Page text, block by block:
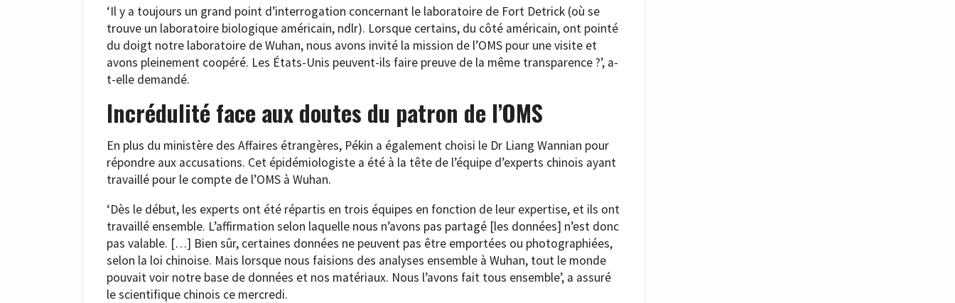
‘Il y a toujours un grand point d’interrogation concernant le laboratoire de Fort Detrick (où se
trouve un laboratoire biologique américain, ndlr). Lorsque certains, du côté américain, ont pointé
du doigt notre laboratoire de Wuhan, nous avons invité la mission de l’OMS pour une visite et
avons pleinement coopéré. Les États-Unis peuvent-ils faire preuve de la même transparence ?’, a-
t-elle demandé.
Incrédulité face aux doutes du patron de l’OMS
En plus du ministère des Affaires étrangères, Pékin a également choisi le Dr Liang Wannian pour
répondre aux accusations. Cet épidémiologiste a été à la tête de l’équipe d’experts chinois ayant
travaillé pour le compte de l’OMS à Wuhan.
‘Dès le début, les experts ont été répartis en trois équipes en fonction de leur expertise, et ils ont
travaillé ensemble. L’affirmation selon laquelle nous n’avons pas partagé [les données] n’est donc
pas valable. […] Bien sûr, certaines données ne peuvent pas être emportées ou photographiées,
selon la loi chinoise. Mais lorsque nous faisions des analyses ensemble à Wuhan, tout le monde
pouvait voir notre base de données et nos matériaux. Nous l’avons fait tous ensemble’, a assuré
le scientifique chinois ce mercredi.